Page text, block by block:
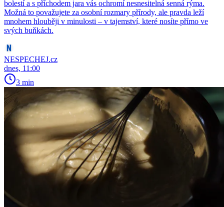
bolestí a s příchodem jara vás ochromí nesnesitelná senná rýma.
Možná to považujete za osobní rozmary přírody, ale pravda leží
mnohem hlouběji v minulosti – v tajemství, které nosíte přímo ve
svých buňkách.
NESPECHEJ.cz
dnes, 11:00
3 min